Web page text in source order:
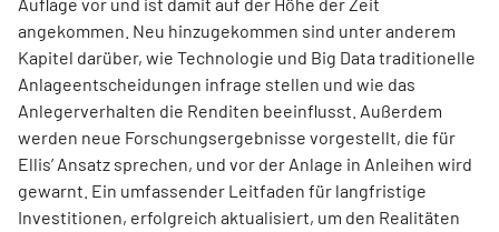
angekommen. Neu hinzugekommen sind unter anderem
Kapitel darüber, wie Technologie und Big Data traditionelle
Anlageentscheidungen infrage stellen und wie das
Anlegerverhalten die Renditen beeinflusst. Außerdem
werden neue Forschungsergebnisse vorgestellt, die für
Ellis’ Ansatz sprechen, und vor der Anlage in Anleihen wird
gewarnt. Ein umfassender Leitfaden für langfristige
Investitionen, erfolgreich aktualisiert, um den Realitäten